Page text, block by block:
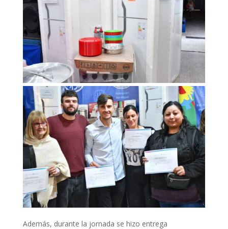
Además, durante la jornada se hizo entrega